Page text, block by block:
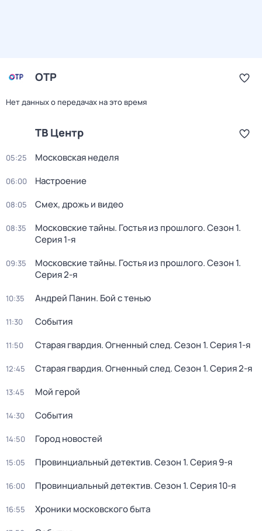
ОТР
Нет данных о передачах на это время
ТВ Центр
05:25 Московская неделя
06:00 Настроение
08:05 Смех, дрожь и видео
08:35 Московские тайны. Гостья из прошлого. Сезон 1.
Серия 1-я
09:35 Московские тайны. Гостья из прошлого. Сезон 1.
Серия 2-я
10:35 Андрей Панин. Бой с тенью
11:30 События
11:50 Старая гвардия. Огненный след. Сезон 1. Серия 1-я
12:45 Старая гвардия. Огненный след. Сезон 1. Серия 2-я
13:45 Мой герой
14:30 События
14:50 Город новостей
15:05 Провинциальный детектив. Сезон 1. Серия 9-я
16:00 Провинциальный детектив. Сезон 1. Серия 10-я
16:55 Хроники московского быта